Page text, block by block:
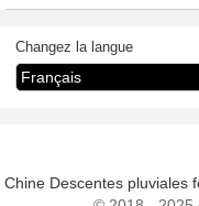
Changez la langue
Chine Descentes pluviales